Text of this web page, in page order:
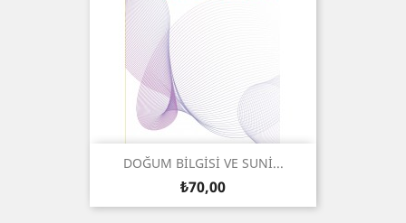
DOĞUM BİLGİSİ VE SUNİ...
Fiyat
₺70,00